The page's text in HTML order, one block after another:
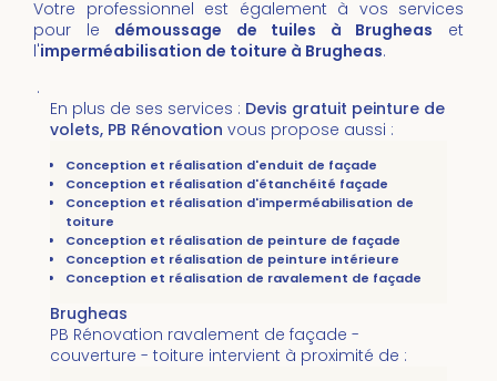
Votre professionnel est également à vos services
pour le démoussage de tuiles à Brugheas et
l'imperméabilisation de toiture à Brugheas.
.
En plus de ses services : Devis gratuit peinture de
volets, PB Rénovation vous propose aussi :
Conception et réalisation d'enduit de façade
Conception et réalisation d'étanchéité façade
Conception et réalisation d'imperméabilisation de
toiture
Conception et réalisation de peinture de façade
Conception et réalisation de peinture intérieure
Conception et réalisation de ravalement de façade
Brugheas
PB Rénovation ravalement de façade -
couverture - toiture intervient à proximité de :